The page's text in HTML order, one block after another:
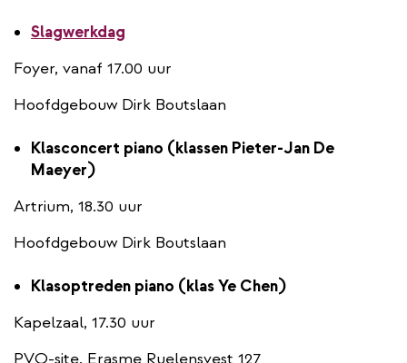
Slagwerkdag
Foyer, vanaf 17.00 uur
Hoofdgebouw Dirk Boutslaan
Klasconcert piano (klassen Pieter-Jan De
Maeyer)
Artrium, 18.30 uur
Hoofdgebouw Dirk Boutslaan
Klasoptreden piano (klas Ye Chen)
Kapelzaal, 17.30 uur
PVO-site, Erasme Ruelensvest 127